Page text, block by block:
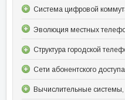
Система цифровой
Эволюция местных
Структура городской
Сети абонентского доступа
Вычислительные